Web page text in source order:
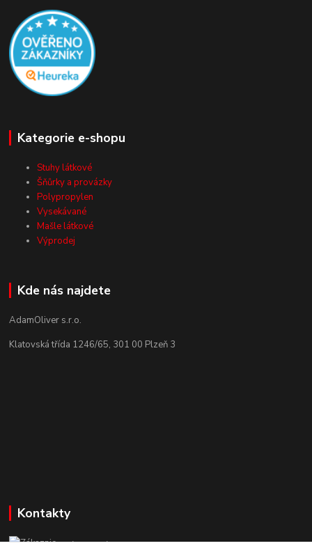
Kategorie e-shopu
Stuhy látkové
Šňůrky a provázky
Polypropylen
Vysekávané
Mašle látkové
Výprodej
Kde nás najdete
AdamOliver s.r.o.
Klatovská třída 1246/65, 301 00 Plzeň 3
Kontakty
Zákaznická podpora StuhyLevně.cz